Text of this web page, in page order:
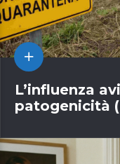
L’influenza
patogenicità